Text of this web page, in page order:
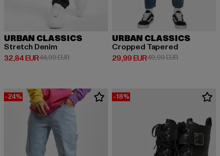
URBAN CLASSICS
Stretch Denim
32,84 EUR
Derzeitiger Preis: 32,84 EUR
44,99 EURAktionspreis: 44,99 EUR
URBAN CLASSICS
Cropped Tapered
29,99 EUR
Derzeitiger Preis: 29,99 EUR
49,99 EURAktionspreis:
-24% -18%